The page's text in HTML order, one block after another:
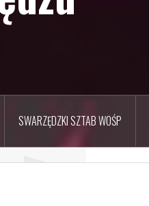
SWARZĘDZKI SZTAB WOŚP